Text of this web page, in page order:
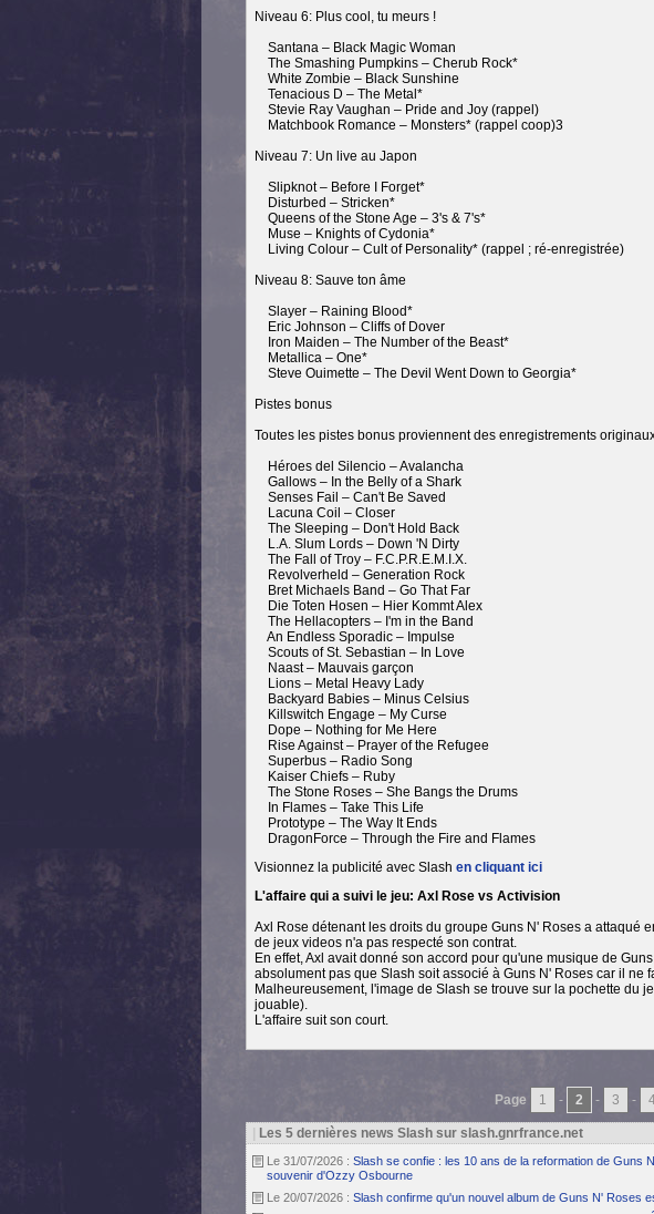
Niveau 6: Plus cool, tu meurs !
Santana – Black Magic Woman
The Smashing Pumpkins – Cherub Rock*
White Zombie – Black Sunshine
Tenacious D – The Metal*
Stevie Ray Vaughan – Pride and Joy (rappel)
Matchbook Romance – Monsters* (rappel coop)3
Niveau 7: Un live au Japon
Slipknot – Before I Forget*
Disturbed – Stricken*
Queens of the Stone Age – 3's & 7's*
Muse – Knights of Cydonia*
Living Colour – Cult of Personality* (rappel ; ré-enregistrée)
Niveau 8: Sauve ton âme
Slayer – Raining Blood*
Eric Johnson – Cliffs of Dover
Iron Maiden – The Number of the Beast*
Metallica – One*
Steve Ouimette – The Devil Went Down to Georgia*
Pistes bonus
Toutes les pistes bonus proviennent des enregistrements
Héroes del Silencio – Avalancha
Gallows – In the Belly of a Shark
Senses Fail – Can't Be Saved
Lacuna Coil – Closer
The Sleeping – Don't Hold Back
L.A. Slum Lords – Down 'N Dirty
The Fall of Troy – F.C.P.R.E.M.I.X.
Revolverheld – Generation Rock
Bret Michaels Band – Go That Far
Die Toten Hosen – Hier Kommt Alex
The Hellacopters – I'm in the Band
An Endless Sporadic – Impulse
Scouts of St. Sebastian – In Love
Naast – Mauvais garçon
Lions – Metal Heavy Lady
Backyard Babies – Minus Celsius
Killswitch Engage – My Curse
Dope – Nothing for Me Here
Rise Against – Prayer of the Refugee
Superbus – Radio Song
Kaiser Chiefs – Ruby
The Stone Roses – She Bangs the Drums
In Flames – Take This Life
Prototype – The Way It Ends
DragonForce – Through the Fire and Flames
Visionnez la publicité avec Slash en cliquant ici
L'affaire qui a suivi le jeu: Axl Rose vs Activision
Axl Rose détenant les droits du groupe Guns N' Roses a attaqué
de jeux videos n'a pas respecté son contrat.
En effet, Axl avait donné son accord pour qu'une musique de
absolument pas que Slash soit associé à Guns N' Roses car il ne
Malheureusement, l'image de Slash se trouve sur la pochette du
jouable).
L'affaire suit son court.
Page 1 - 2 - 3 -
| Les 5 dernières news Slash sur slash.gnrfrance.net
Le 31/07/2026 : Slash se confie : les 10 ans de la reformation de Guns
souvenir d'Ozzy Osbourne
Le 20/07/2026 : Slash confirme qu'un nouvel album de Guns N' Roses